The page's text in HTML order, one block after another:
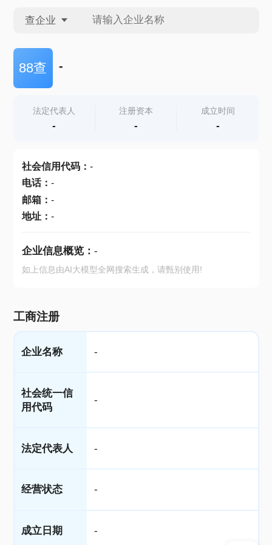
查企业
查企业
查产地
88查 -
法定代表人
-
注册资本
-
成立时间
-
社会信用代码： -
电话： -
邮箱： -
地址： -
企业信息概览： -
如上信息由AI大模型全网搜索生成，请甄别使用!
工商注册
企业名称 -
社会统一信
用代码
-
法定代表人 -
经营状态 -
成立日期 -